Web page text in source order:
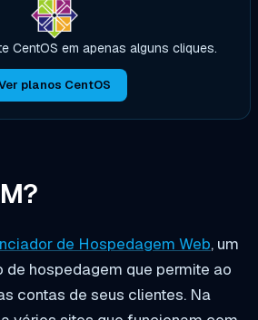
CentOS em apenas alguns cliques.
planos CentOS
de Hospedagem Web, um
de hospedagem que permite ao
contas de seus clientes. Na